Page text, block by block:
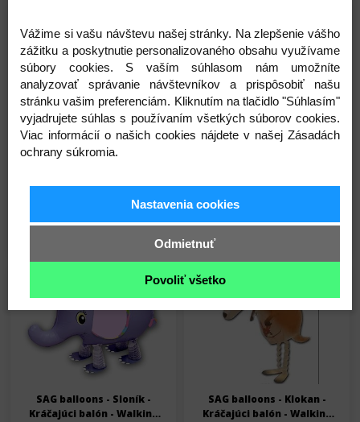
SAG balloons - Koník -
Kráčajúci balón - Walking
SAG balloons - Zebra -
SAG balloons - Sloník -
Kráčajúci balón - Walking
Skladom
SAG balloons - Klokan -
Kráčajúci balón - Walking
Vážime si vašu návštevu našej stránky. Na zlepšenie vášho
zážitku a poskytnutie personalizovaného obsahu využívame
súbory cookies. S vaším súhlasom nám umožníte
analyzovať správanie návštevníkov a prispôsobiť našu
stránku vašim preferenciám. Kliknutím na tlačidlo "Súhlasím"
vyjadrujete súhlas s používaním všetkých súborov cookies.
Viac informácií o našich cookies nájdete v našej Zásadách
ochrany súkromia.
Nastavenia cookies
Odmietnuť
Povoliť všetko